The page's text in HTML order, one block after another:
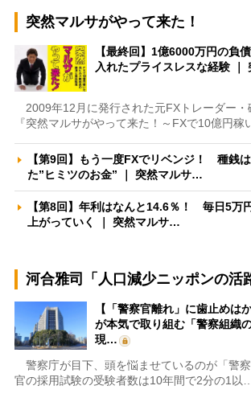
突然マルサがやって来た！
【最終回】1億6000万円の負
入れたプライスレスな経験
2009年12月に発行された元FXトレーダー・
『突然マルサがやって来た！～FXで10億円稼
【第9回】もう一度FXでリベンジ！ 種銭
た”ヒミツのお金” ｜ 突然マルサ…
【第8回】年利はなんと14.6％！ 毎日5万
上がっていく ｜ 突然マルサ…
河合雅司「人口減少ニッポンの活
【「警察官離れ」に歯止めは
が本気で取り組む「警察組織
現…
警察庁が目下、頭を悩ませているのが「警
官の採用試験の受験者数は10年間で2分の1以…